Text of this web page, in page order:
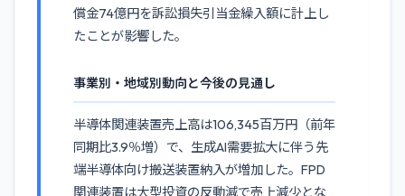
償金74億円を訴訟損失引当金繰入額に計上し
たことが影響した。
事業別・地域別動向と今後の見通し
半導体関連装置売上高は106,345百万円（前年
同期比3.9％増）で、生成AI需要拡大に伴う先
端半導体向け搬送装置納入が増加した。FPD
関連装置は大型投資の反動減で売上減少とな